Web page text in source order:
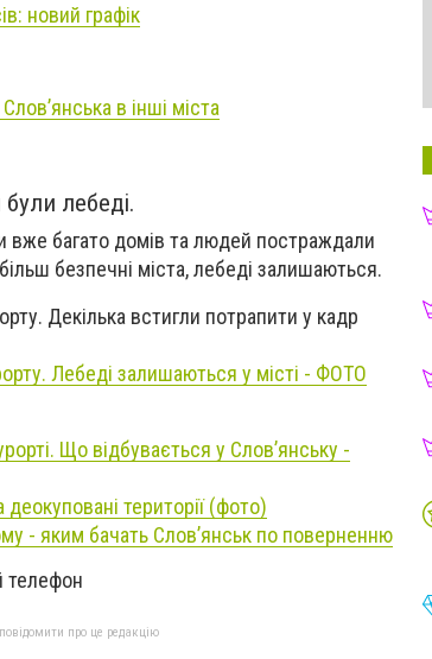
новий графік
в інші міста
лебеді.
вже багато домів та людей постраждали
безпечні міста, лебеді залишаються.
Декілька встигли потрапити у кадр
Лебеді залишаються у місті - ФОТО
Що відбувається у Слов’янську -
території (фото)
- яким бачать Слов’янськ по поверненню
телефон
про це редакцію